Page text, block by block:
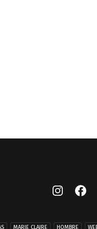
MARIE CLAIRE HOMBRE